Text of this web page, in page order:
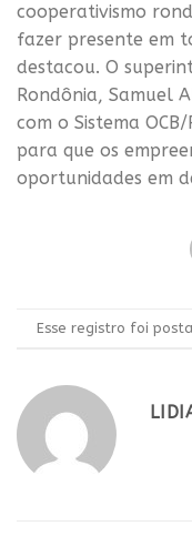
cooperativismo
fazer presente em
destacou. O
Rondônia, Samuel
com o Sistema
para que os
oportunidades em
Esse registro foi